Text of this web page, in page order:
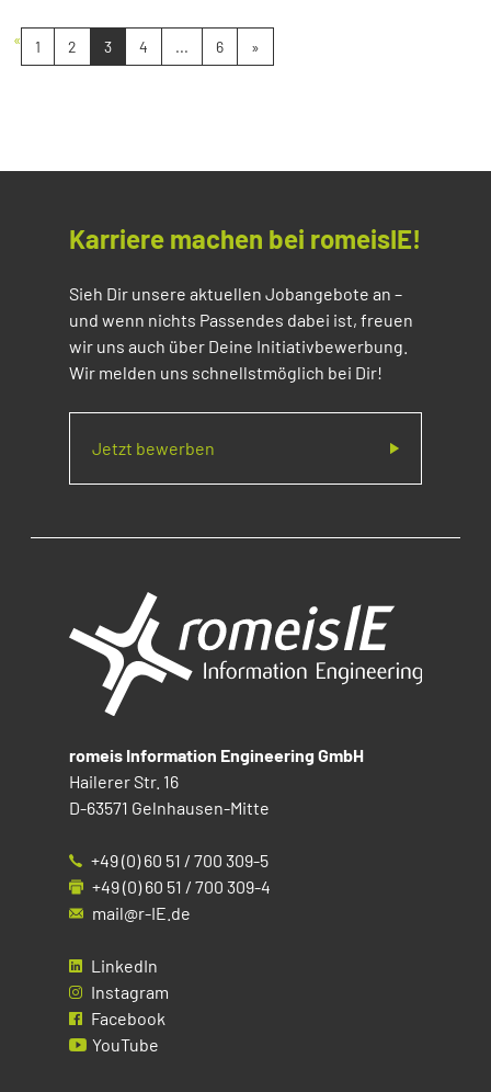
« 1 2 3 4 ... 6 »
Karriere machen bei romeisIE!
Sieh Dir unsere aktuellen Jobangebote an –
und wenn nichts Passendes dabei ist, freuen
wir uns auch über Deine Initiativbewerbung.
Wir melden uns schnellstmöglich bei Dir!
Jetzt bewerben
romeis Information Engineering GmbH
Hailerer Str. 16
D-63571 Gelnhausen-Mitte
+49 (0) 60 51 / 700 309-5
+49 (0) 60 51 / 700 309-4
mail@r-IE.de
LinkedIn
Instagram
Facebook
YouTube